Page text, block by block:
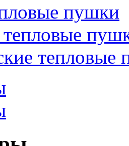
пушки
тепловые